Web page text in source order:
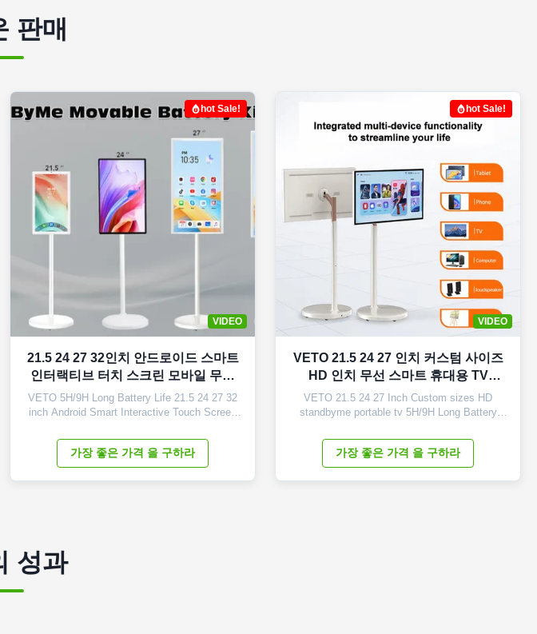
판매
hot Sale!
VIDEO
21.5 24 27 32인치 안드로이드 스마트
인터랙티브 터치 스크린 모바일 무선
휴대용 TV
VETO 5H/9H Long Battery Life 21.5 24 27 32
inch Android Smart Interactive Touch Screen
Our Product: 1. Universal App Compatibility:
Download and enjoy every app you need with
our product. Its versatile operating system
ensures seamless compatibility ...
가장 좋은 가격 을 구하라
hot Sale!
VIDEO
VETO 21.5 24 27 인치 커스텀 사이즈
HD 인치 무선 스마트 휴대용 TV
5H/9H 긴 배터리 안드로이드 디스플레
이
VETO 21.5 24 27 Inch Custom sizes HD
standbyme portable tv 5H/9H Long Battery
Smart TV, This is a new product with built-in
battery, adopts quality android with higher and
quicker processor; it is with many features:
pcap touch surface, screw-free integrated ...
가장 좋은 가격 을 구하라
성과